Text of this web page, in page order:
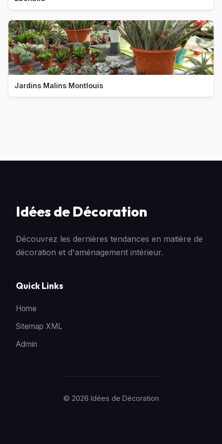
Jardins Malins Montlouis
Idées de Décoration
Découvrez les dernières tendances en matière de
décoration et d'aménagement intérieur.
Quick Links
Home
Sitemap XML
Admin
© 2026 Idées de Décoration